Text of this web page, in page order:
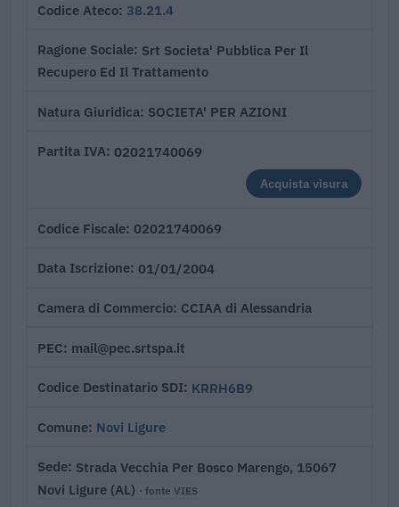
Codice Ateco 38.21.4
Ragione Sociale Srt Societa' Pubblica Per Il
Recupero Ed Il Trattamento
Natura Giuridica SOCIETA' PER AZIONI
Partita IVA 02021740069
Acquista visura
Codice Fiscale 02021740069
Data Iscrizione 01/01/2004
Camera di Commercio CCIAA di Alessandria
PEC mail@pec.srtspa.it
Codice Destinatario SDI KRRH6B9
Comune Novi Ligure
Sede Strada Vecchia Per Bosco Marengo, 15067
Novi Ligure (AL) · fonte VIES